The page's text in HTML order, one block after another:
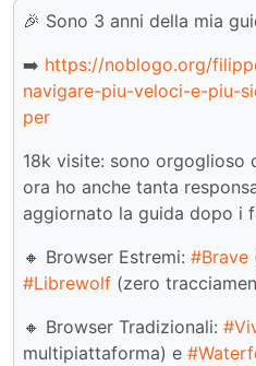
🎉 Sono 3 anni della mia
➡️ https://noblogo.org/
navigare-piu-veloci-e-piu-
per
18k visite: sono orgoglioso
ora ho anche tanta
aggiornato la guida dopo i
🔸 Browser Estremi: #Brave
#Librewolf (zero
🔸 Browser Tradizionali:
multipiattaforma) e